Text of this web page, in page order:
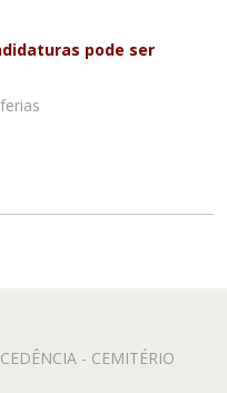
pode ser
- CEMITÉRIO